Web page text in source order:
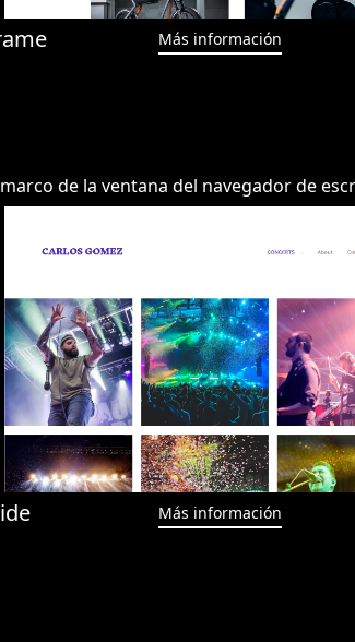
Más información
Más información